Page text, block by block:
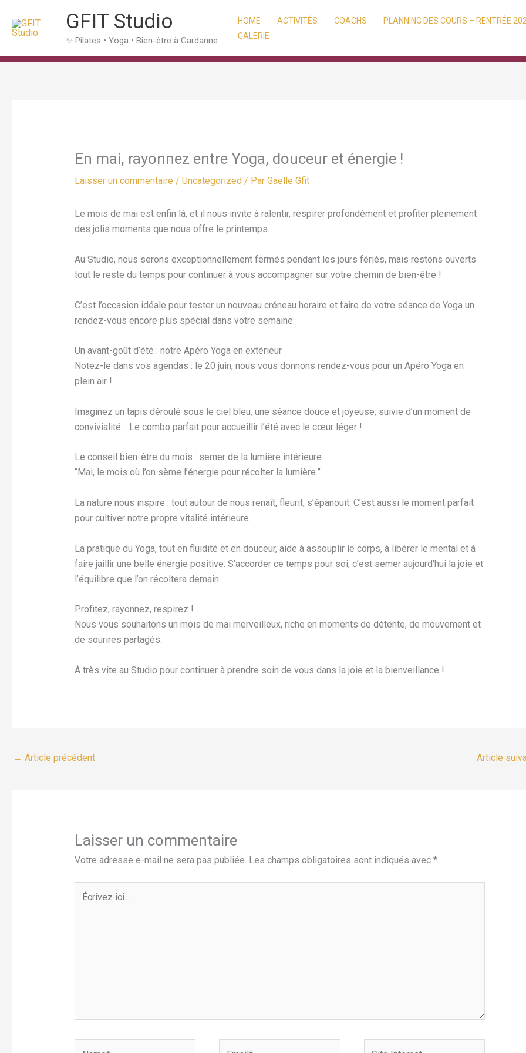
contenu
GFIT Studio
✨ Pilates • Yoga • Bien-être à Gardanne
HOME ACTIVITÉS COACHS PLANNING DES COURS – RENTRÉE
GALERIE
En mai, rayonnez entre Yoga, douceur et énergie !
Laisser un commentaire / Uncategorized / Par Gaëlle Gfit
Le mois de mai est enfin là, et il nous invite à ralentir, respirer profondément et profiter pleinement
des jolis moments que nous offre le printemps.
Au Studio, nous serons exceptionnellement fermés pendant les jours fériés, mais restons ouverts
tout le reste du temps pour continuer à vous accompagner sur votre chemin de bien-être !
C’est l’occasion idéale pour tester un nouveau créneau horaire et faire de votre séance de Yoga un
rendez-vous encore plus spécial dans votre semaine.
Un avant-goût d’été : notre Apéro Yoga en extérieur
Notez-le dans vos agendas : le 20 juin, nous vous donnons rendez-vous pour un Apéro Yoga en
plein air !
Imaginez un tapis déroulé sous le ciel bleu, une séance douce et joyeuse, suivie d’un moment de
convivialité… Le combo parfait pour accueillir l’été avec le cœur léger !
Le conseil bien-être du mois : semer de la lumière intérieure
“Mai, le mois où l’on sème l’énergie pour récolter la lumière.”
La nature nous inspire : tout autour de nous renaît, fleurit, s’épanouit. C’est aussi le moment parfait
pour cultiver notre propre vitalité intérieure.
La pratique du Yoga, tout en fluidité et en douceur, aide à assouplir le corps, à libérer le mental et à
faire jaillir une belle énergie positive. S’accorder ce temps pour soi, c’est semer aujourd’hui la joie et
l’équilibre que l’on récoltera demain.
Profitez, rayonnez, respirez !
Nous vous souhaitons un mois de mai merveilleux, riche en moments de détente, de mouvement et
de sourires partagés.
À très vite au Studio pour continuer à prendre soin de vous dans la joie et la bienveillance !
← Article précédent Article
Laisser un commentaire
Votre adresse e-mail ne sera pas publiée. Les champs obligatoires sont indiqués avec *
ici…